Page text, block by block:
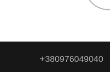
+380976049040